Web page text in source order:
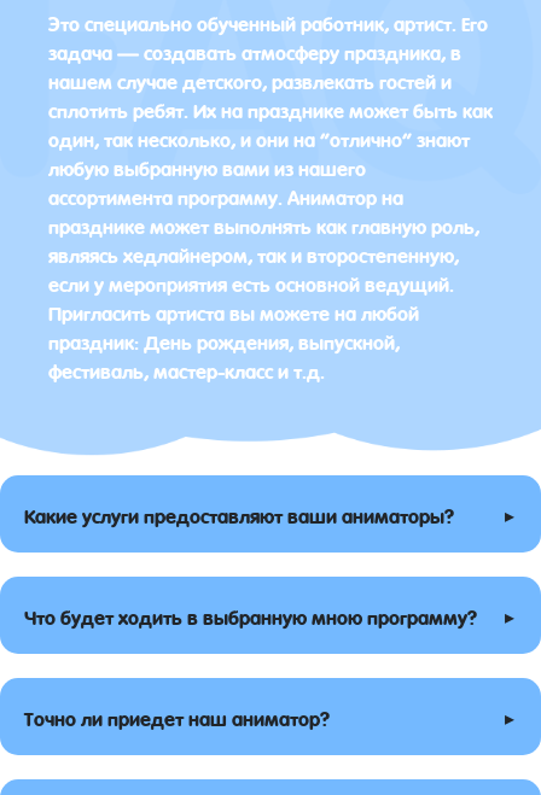
Это специально обученный работник, артист. Его
задача — создавать атмосферу праздника, в
нашем случае детского, развлекать гостей и
сплотить ребят. Их на празднике может быть как
один, так несколько, и они на “отлично” знают
любую выбранную вами из нашего
ассортимента программу. Аниматор на
празднике может выполнять как главную роль,
являясь хедлайнером, так и второстепенную,
если у мероприятия есть основной ведущий.
Пригласить артиста вы можете на любой
праздник: День рождения, выпускной,
фестиваль, мастер-класс и т.д.
Какие услуги предоставляют ваши аниматоры? ▸
Что будет ходить в выбранную мною программу? ▸
Точно ли приедет наш аниматор? ▸